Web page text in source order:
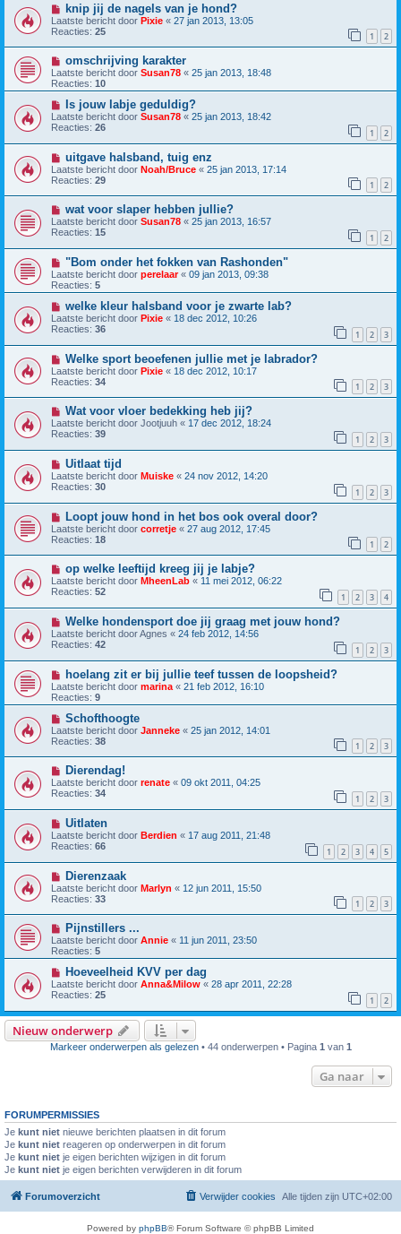
knip jij de nagels van je hond?
Laatste bericht door Pixie « 27 jan 2013, 13:05
Reacties: 25 1 2
omschrijving karakter
Laatste bericht door Susan78 « 25 jan 2013, 18:48
Reacties: 10
Is jouw labje geduldig?
Laatste bericht door Susan78 « 25 jan 2013, 18:42
Reacties: 26 1 2
uitgave halsband, tuig enz
Laatste bericht door Noah/Bruce « 25 jan 2013, 17:14
Reacties: 29 1 2
wat voor slaper hebben jullie?
Laatste bericht door Susan78 « 25 jan 2013, 16:57
Reacties: 15 1 2
"Bom onder het fokken van Rashonden"
Laatste bericht door perelaar« 09 jan 2013, 09:38
Reacties: 5
welke kleur halsband voor je zwarte lab?
Laatste bericht door Pixie « 18 dec 2012, 10:26
Reacties: 36 1 2 3
Welke sport beoefenen jullie met je labrador?
Laatste bericht door Pixie « 18 dec 2012, 10:17
Reacties: 34 1 2 3
Wat voor vloer bedekking heb jij?
Laatste bericht door Jootjuuh « 17 dec 2012, 18:24
Reacties: 39 1 2 3
Uitlaat tijd
Laatste bericht door Muiske « 24 nov 2012, 14:20
Reacties: 30 1 2 3
Loopt jouw hond in het bos ook overal door?
Laatste bericht door corretje « 27 aug 2012, 17:45
Reacties: 18 1 2
op welke leeftijd kreeg jij je labje?
Laatste bericht door MheenLab « 11 mei 2012, 06:22
Reacties: 52 1 2 3 4
Welke hondensport doe jij graag met jouw hond?
Laatste bericht doorAgnes « 24 feb 2012, 14:56
Reacties: 42 1 2 3
hoelang zit er bij jullie teef tussen de loopsheid?
Laatste bericht door marina « 21 feb 2012, 16:10
Reacties: 9
Schofthoogte
Laatste bericht door Janneke « 25 jan 2012, 14:01
Reacties: 38 1 2 3
Dierendag!
Laatste bericht door renate « 09 okt 2011, 04:25
Reacties: 34 1 2 3
Uitlaten
Laatste bericht door Berdien « 17 aug 2011, 21:48
Reacties: 66 1 2 3 4 5
Dierenzaak
Laatste bericht door Marlyn « 12 jun 2011, 15:50
Reacties: 33 1 2 3
Pijnstillers ...
Laatste bericht door Annie « 11 jun 2011, 23:50
Reacties: 5
Hoeveelheid KVV per dag
Laatste bericht door Anna&Milow « 28 apr 2011, 22:28
Reacties: 25 1 2
Nieuw onderwerp
Markeer onderwerpen als gelezen• 44 onderwerpen • Pagina 1 van 1
Ga naar
FORUMPERMISSIES
Je kunt niet nieuwe berichten plaatsen in dit forum
Je kunt niet reageren op onderwerpen in dit forum
Je kunt niet je eigen berichten wijzigen in dit forum
Je kunt niet je eigen berichten verwijderen in dit forum
Forumoverzicht Alle tijden zijn UTC+02:00
Verwijder cookies
Powered by phpBB® Forum Software © phpBB Limited